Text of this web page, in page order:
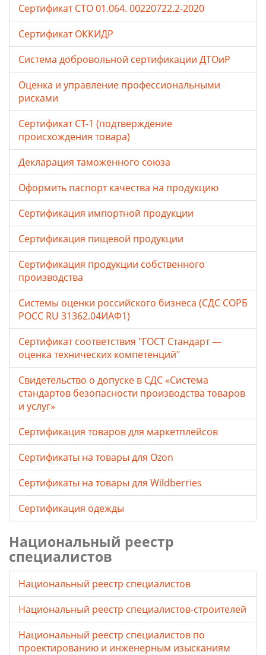
Сертификат СТО 01.064. 00220722.2-2020
Сертификат ОККИДР
Система добровольной сертификации ДТОиР
Оценка и управление профессиональными
рисками
Сертификат СТ-1 (подтверждение
происхождения товара)
Декларация таможенного союза
Оформить паспорт качества на продукцию
Сертификация импортной продукции
Сертификация пищевой продукции
Сертификация продукции собственного
производства
Системы оценки российского бизнеса (СДС СОРБ
РОСС RU 31362.04ИАФ1)
Сертификат соответствия "ГОСТ Стандарт —
оценка технических компетенций"
Свидетельство о допуске в СДС «Система
стандартов безопасности производства товаров
и услуг»
Сертификация товаров для маркетплейсов
Cертификаты на товары для Ozon
Cертификаты на товары для Wildberries
Сертификация одежды
Национальный реестр
специалистов
Национальный реестр специалистов
Национальный реестр специалистов-строителей
Национальный реестр специалистов по
проектированию и инженерным изысканиям